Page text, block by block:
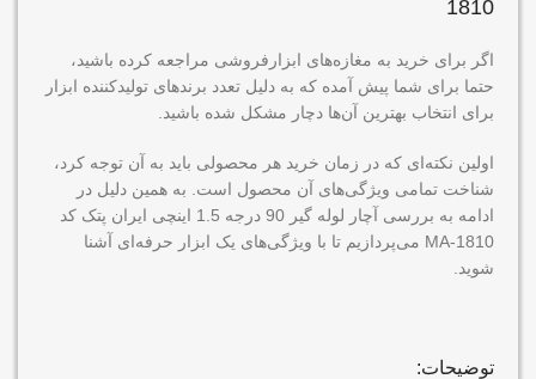
1810
اگر برای خرید به مغازه‌های ابزارفروشی مراجعه کرده باشید،
حتما برای شما پیش آمده که به دلیل تعدد برندهای تولیدکننده ابزار
برای انتخاب بهترین آن‌ها دچار مشکل شده باشید.
اولین نکته‌ای که در زمان خرید هر محصولی باید به آن توجه کرد،
شناخت تمامی ویژگی‌های آن محصول است. به همین دلیل در
ادامه به بررسی آچار لوله گیر 90 درجه 1.5 اینچی ایران پتک کد
MA-1810 می‌پردازیم تا با ویژگی‌های یک ابزار حرفه‌ای آشنا
شوید.
توضیحات: